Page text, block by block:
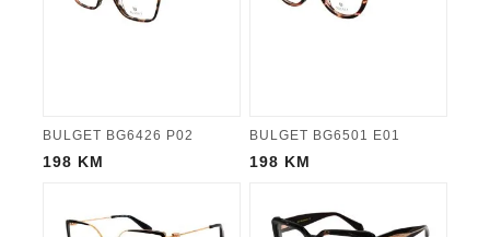
BULGET BG6426 P02
198 KM
BULGET BG6501 E01
198 KM